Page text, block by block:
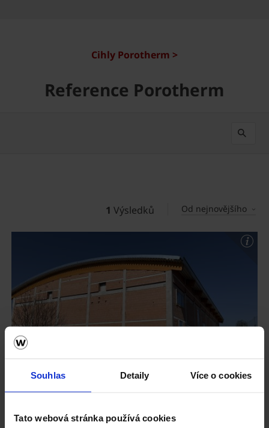
Souhlas Detaily Více o cookies
Tato webová stránka používá cookies
Cihly Porotherm >
Reference Porotherm
1 Výsledků Od nejnovějšího